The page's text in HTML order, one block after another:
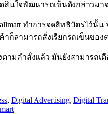
ดสินใจพัฒนารถเข็นดังกล่าวม
ทำการจดสิทธิบัตรไว้นั้
าก็สามารถสั่งเรียกรถเข็นขอ
ตามคำสั่งแล้ว มันยังสามารถเ
, Digital Advertising, Digital